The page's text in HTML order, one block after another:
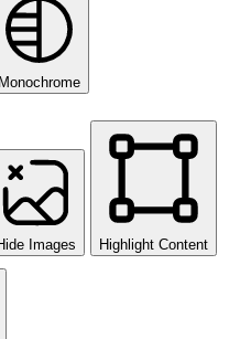
Monochrome
Images Highlight Content